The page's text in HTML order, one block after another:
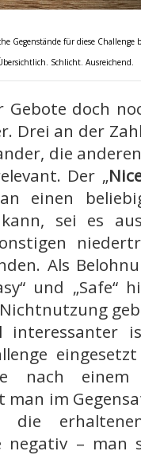
Gegenstände für diese Challenge
Schlicht. Ausreichend.
doch
Drei an der
die
Der „
einen
kann, sei es
Als
und „Safe“
nach einem
man im
die
negativ – man